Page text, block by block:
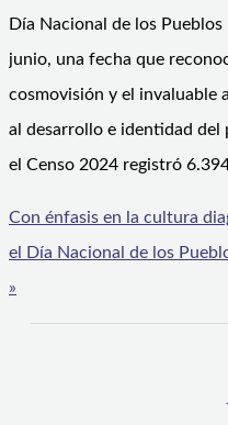
Día Nacional de los
junio, una fecha que
cosmovisión y el invaluable
al desarrollo e identidad del
el Censo 2024 registró
Con énfasis en la cultura
el Día Nacional de los
»